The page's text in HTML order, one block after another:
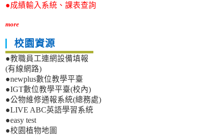
●成績輸入系統、課表查詢
more
校園資源
●教職員工連網設備填報
(有線網路)
●newplus數位教學平臺
●IGT數位教學平臺(校內)
●公物維修通報系統(總務處)
●LIVE ABC英語學習系統
●easy test
●校園植物地圖